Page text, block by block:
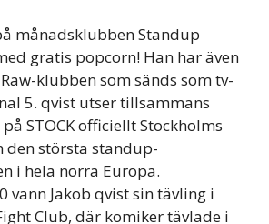
månadsklubben Standup
gratis popcorn! Han har även
klubben som sänds som tv-
5. qvist utser tillsammans
STOCK officiellt Stockholms
den största standup-
i hela norra Europa.
vann Jakob qvist sin tävling i
Club, där komiker tävlade i